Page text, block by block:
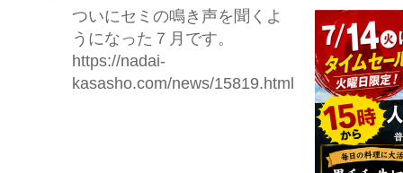
ついにセミの鳴き声を聞くよ
うになった７月です。
https://nadai-
kasasho.com/news/15819.html